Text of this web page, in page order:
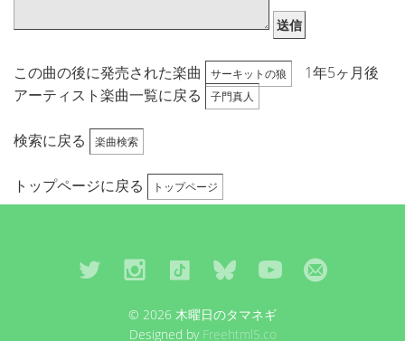
送信
この曲の後に発売された楽曲 サーキットの狼
1年5ヶ月後
アーティスト楽曲一覧に戻る
子門真人
検索に戻る 楽曲検索
トップページに戻る トップページ
© 2026 木曜日のタマネギ
Designed by Freehtml5.co